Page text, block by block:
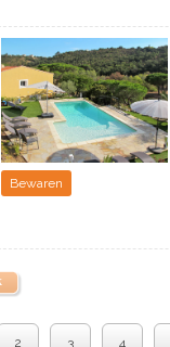
Bewaren
2 3 4